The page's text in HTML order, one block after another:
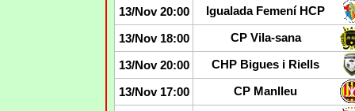
13/Nov 20:00 Igualada Femení HCP
13/Nov 18:00 CP Vila-sana
13/Nov 20:00 CHP Bigues i Riells
13/Nov 17:00 CP Manlleu